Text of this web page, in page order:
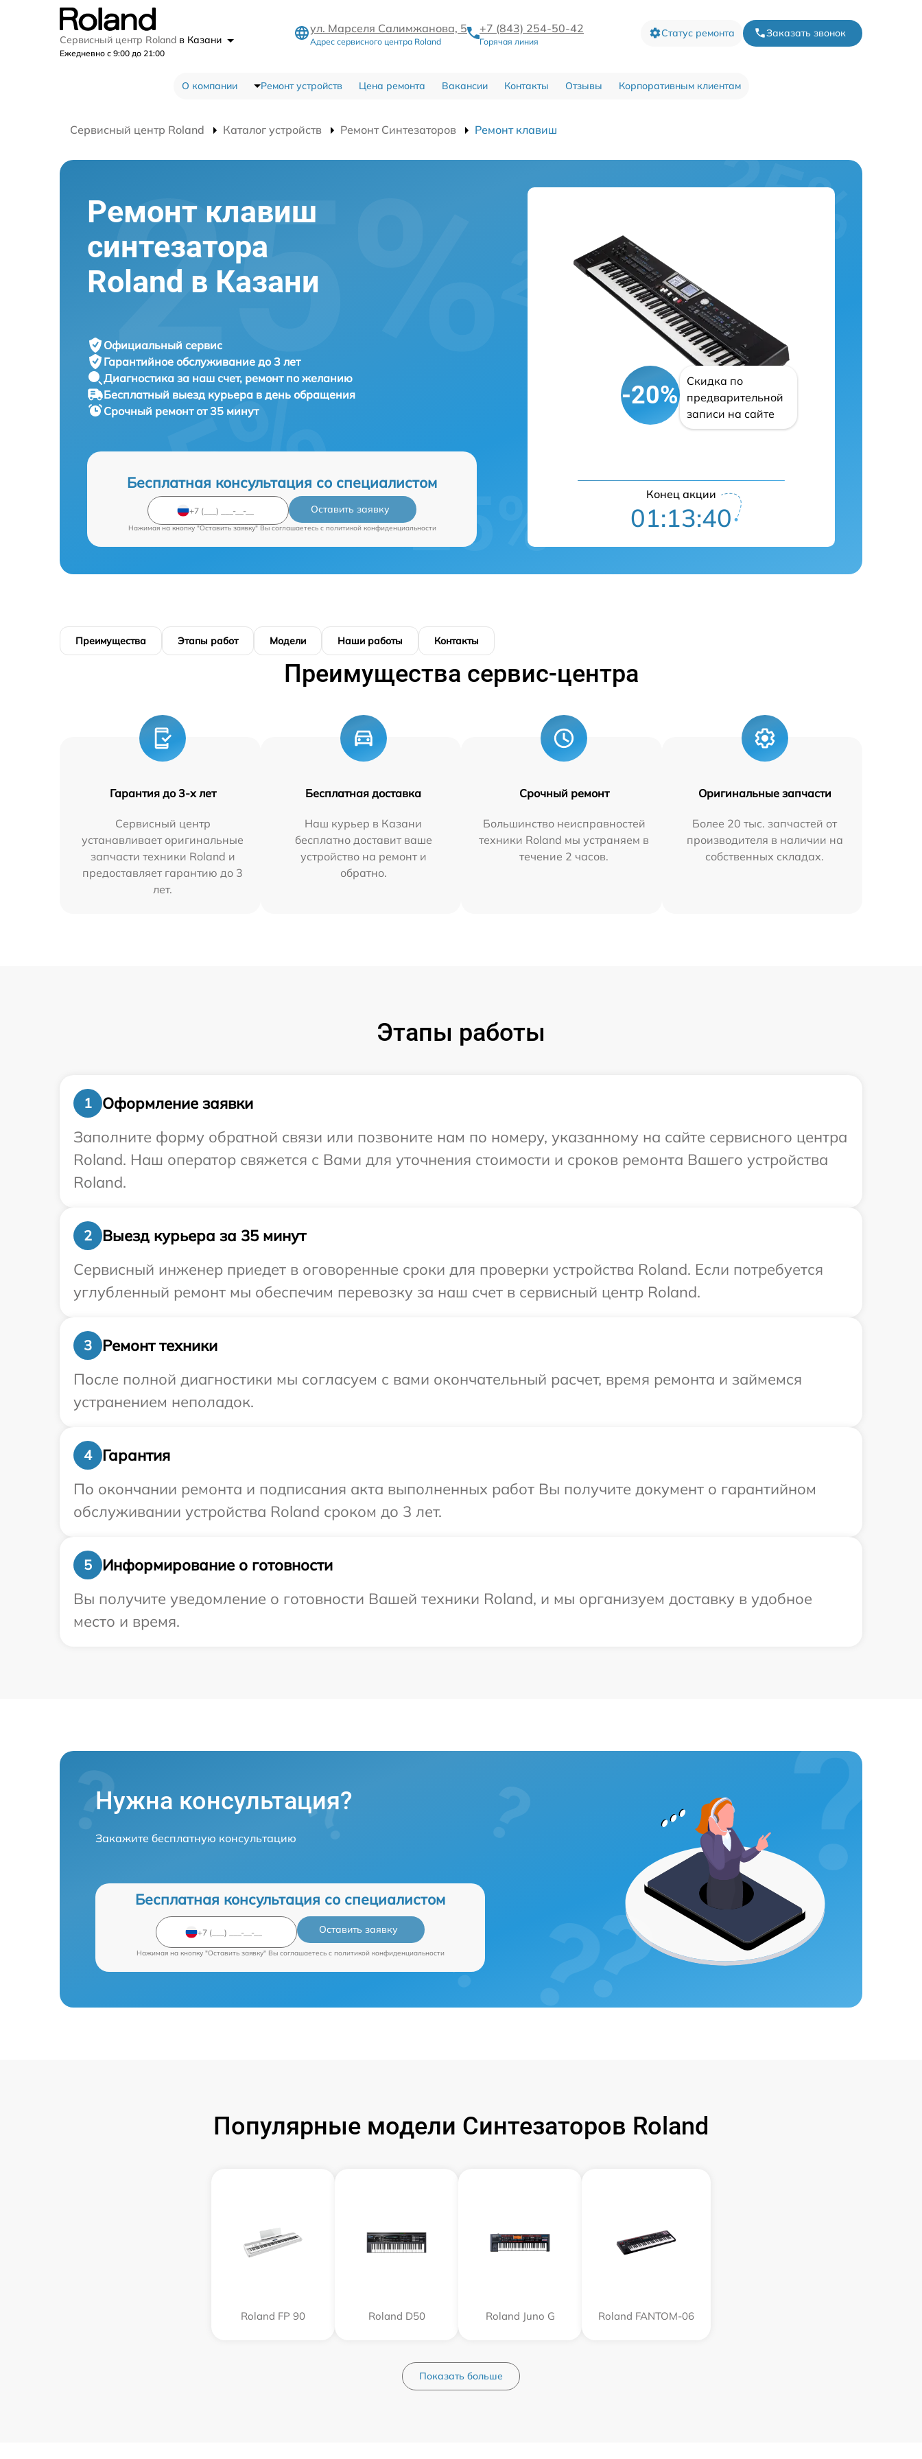
Сервисный центр Roland в Казани
Ежедневно с 9:00 до 21:00
ул. Марселя Салимжанова, 5
Адрес сервисного центра Roland
+7 (843) 254-50-42
Горячая линия
Статус ремонта Заказать звонок
О компании Ремонт устройств Цена ремонта Вакансии Контакты Отзывы Корпоративным клиентам
Сервисный центр Roland Каталог устройств Ремонт Синтезаторов Ремонт клавиш
Ремонт клавиш
синтезатора
Roland в Казани
Официальный сервис
Гарантийное обслуживание до 3 лет
Диагностика за наш счет, ремонт по желанию
Бесплатный выезд курьера в день обращения
Срочный ремонтот 35 минут
Бесплатная консультация со специалистом
Оставить заявку
Нажимая на кнопку "Оставить заявку" Вы соглашаетесь c политикой конфиденциальности
-20%
Скидка по
предварительной
записи на сайте
Конец акции
01:13:39
Преимущества Этапы работ Модели Наши работы Контакты
Преимущества сервис-центра
Гарантия до 3-х лет
Сервисный центр
устанавливает оригинальные
запчасти техники Roland и
предоставляет гарантию до 3
лет.
Бесплатная доставка
Наш курьер в Казани
бесплатно доставит ваше
устройство на ремонт и
обратно.
Срочный ремонт
Большинство неисправностей
техники Roland мы устраняем в
течение 2 часов.
Оригинальные запчасти
Более 20 тыс. запчастей от
производителя в наличии на
собственных складах.
Этапы работы
1
Оформление заявки
Заполните форму обратной связи или позвоните нам по номеру, указанному на сайте сервисного центра
Roland. Наш оператор свяжется с Вами для уточнения стоимости и сроков ремонта Вашего устройства
Roland.
2
Выезд курьера за 35 минут
Сервисный инженер приедет в оговоренные сроки для проверки устройства Roland. Если потребуется
углубленный ремонт мы обеспечим перевозку за наш счет в сервисный центр Roland.
3
Ремонт техники
После полной диагностики мы согласуем с вами окончательный расчет, время ремонта и займемся
устранением неполадок.
4
Гарантия
По окончании ремонта и подписания акта выполненных работ Вы получите документ о гарантийном
обслуживании устройства Roland сроком до 3 лет.
5
Информирование о готовности
Вы получите уведомление о готовности Вашей техники Roland, и мы организуем доставку в удобное
место и время.
Нужна консультация?
Закажите бесплатную консультацию
Бесплатная консультация со специалистом
Оставить заявку
Нажимая на кнопку "Оставить заявку" Вы соглашаетесь c политикой конфиденциальности
Популярные модели Синтезаторов Roland
Roland FP 90 Roland D50 Roland Juno G Roland FANTOM-06
Показать больше